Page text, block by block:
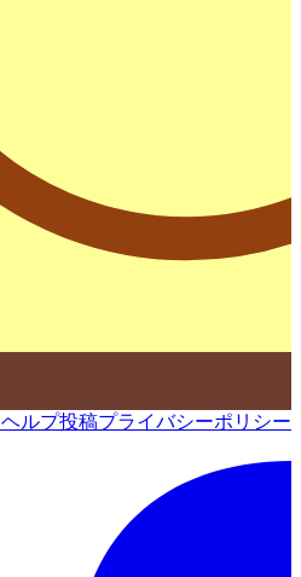
ヘルプ投稿プライバシーポリシー